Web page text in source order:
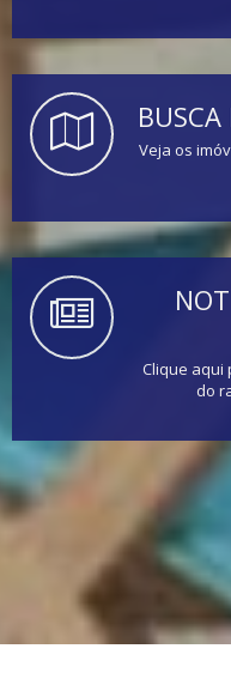
Veja os
Clique aqui
do